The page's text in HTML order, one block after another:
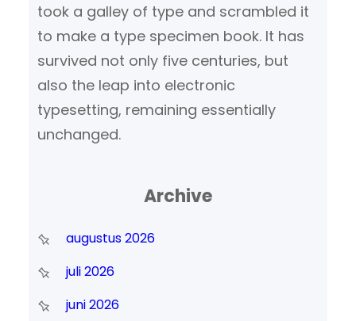
took a galley of type and scrambled it
to make a type specimen book. It has
survived not only five centuries, but
also the leap into electronic
typesetting, remaining essentially
unchanged.
Archive
augustus 2026
juli 2026
juni 2026